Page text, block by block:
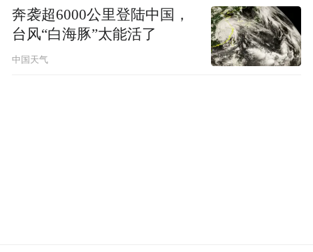
奔袭超6000公里登陆中国，
台风“白海豚”太能活了
中国天气